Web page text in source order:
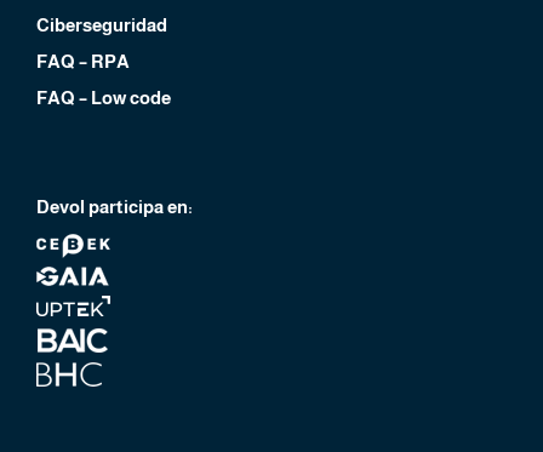
Ciberseguridad
FAQ – RPA
FAQ – Low code
Devol participa en: